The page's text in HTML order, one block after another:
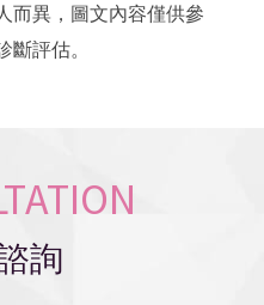
而異，圖文內容僅供參
評估。
詢